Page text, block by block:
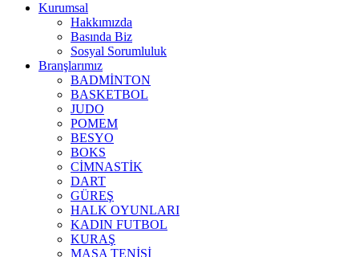
Kurumsal
Hakkımızda
Basında Biz
Sosyal Sorumluluk
Branşlarımız
BADMİNTON
BASKETBOL
JUDO
POMEM
BESYO
BOKS
CİMNASTİK
DART
GÜREŞ
HALK OYUNLARI
KADIN FUTBOL
KURAŞ
MASA TENİSİ